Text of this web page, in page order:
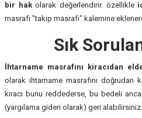
bir hakolarak değerlendirir. özellikle
masrafı "takip masrafı" kalemine
Sık
İhtarname masrafını kiracıdan
olarak ihtarname masrafını doğrudan
kiracı bunu reddederse, bu bedeli
(yargılama gideri olarak) geri alabilirsiniz.